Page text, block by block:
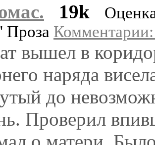
19k
Проза
вышел в
наряда
до
Проверил